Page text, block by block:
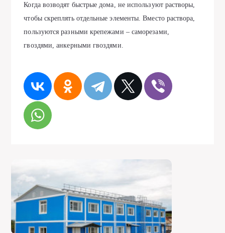
Когда возводят быстрые дома, не используют растворы,
чтобы скреплять отдельные элементы. Вместо раствора,
пользуются разными крепежами – саморезами,
гвоздями, анкерными гвоздями.